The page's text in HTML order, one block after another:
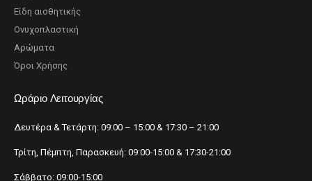
Είδη αισθητικής
Ονυχοπλαστική
Αρώματα
Όροι Χρήσης
Ωράριο Λειτουργίας
Δευτέρα & Τετάρτη: 09:00 – 15:00 & 17:30 – 21:00
Τρίτη, Πέμπτη, Παρασκευή: 09:00-15:00 & 17:30-21:00
Σάββατο: 09:00-15:00